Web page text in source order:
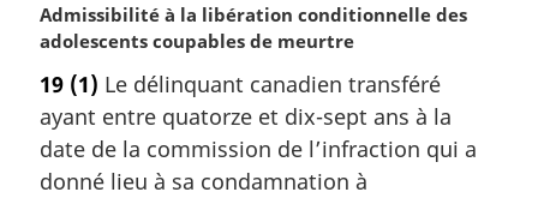
N
o
e
m
a
r
Admissibilité à la libération conditionnelle des
adolescents coupables de meurtre
19 (1) Le délinquant canadien transféré
ayant entre quatorze et dix-sept ans à la
date de la commission de l’infraction qui a
donné lieu à sa condamnation à